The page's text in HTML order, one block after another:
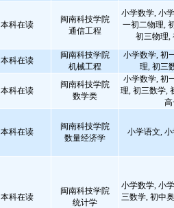
本科在读
闽南科技学院
通信工程
小学数学, 小
一初二物理,
初三物理,
本科在读
闽南科技学院
机械工程
小学数学, 初
理, 初三
本科在读
闽南科技学院
数学类
小学数学, 初
理, 初三数学,
本科在读
闽南科技学院
数量经济学
小学语文,
本科在读
闽南科技学院
统计学
小学数学, 小
三数学, 初中